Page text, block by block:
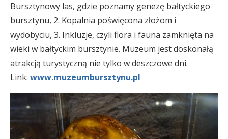
Bursztynowy las, gdzie poznamy genezę bałtyckiego
bursztynu, 2. Kopalnia poświęcona złożom i
wydobyciu, 3. Inkluzje, czyli flora i fauna zamknięta na
wieki w bałtyckim bursztynie. Muzeum jest doskonałą
atrakcją turystyczną nie tylko w deszczowe dni.
Link: www.muzeumbursztynu.pl